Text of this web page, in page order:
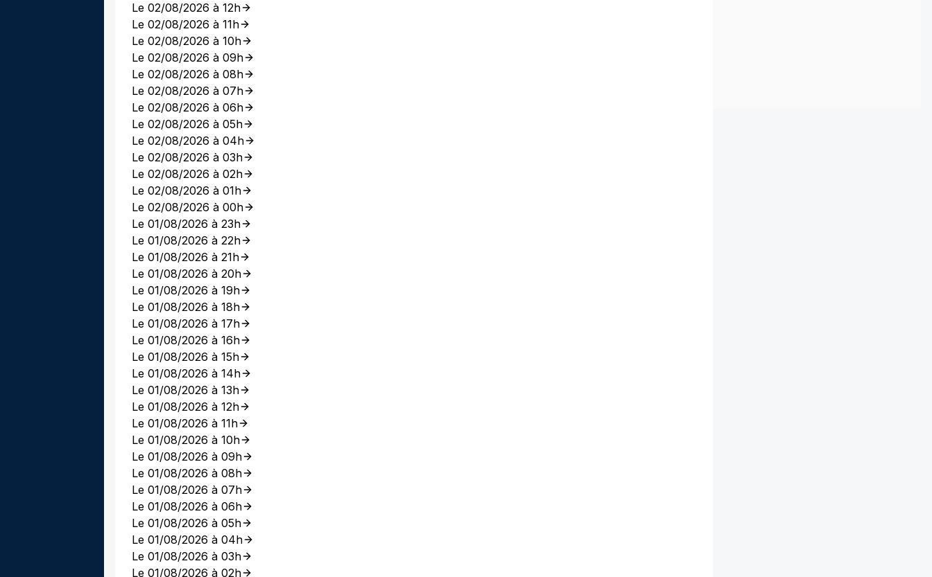
Le 02/08/2026 à 12h
Le 02/08/2026 à 11h
Le 02/08/2026 à 10h
Le 02/08/2026 à 09h
Le 02/08/2026 à 08h
Le 02/08/2026 à 07h
Le 02/08/2026 à 06h
Le 02/08/2026 à 05h
Le 02/08/2026 à 04h
Le 02/08/2026 à 03h
Le 02/08/2026 à 02h
Le 02/08/2026 à 01h
Le 02/08/2026 à 00h
Le 01/08/2026 à 23h
Le 01/08/2026 à 22h
Le 01/08/2026 à 21h
Le 01/08/2026 à 20h
Le 01/08/2026 à 19h
Le 01/08/2026 à 18h
Le 01/08/2026 à 17h
Le 01/08/2026 à 16h
Le 01/08/2026 à 15h
Le 01/08/2026 à 14h
Le 01/08/2026 à 13h
Le 01/08/2026 à 12h
Le 01/08/2026 à 11h
Le 01/08/2026 à 10h
Le 01/08/2026 à 09h
Le 01/08/2026 à 08h
Le 01/08/2026 à 07h
Le 01/08/2026 à 06h
Le 01/08/2026 à 05h
Le 01/08/2026 à 04h
Le 01/08/2026 à 03h
Le 01/08/2026 à 02h